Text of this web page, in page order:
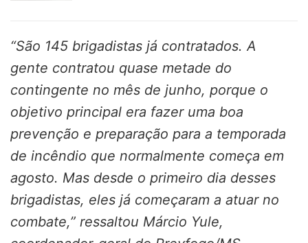
“São 145 brigadistas já contratados. A
gente contratou quase metade do
contingente no mês de junho, porque o
objetivo principal era fazer uma boa
prevenção e preparação para a temporada
de incêndio que normalmente começa em
agosto. Mas desde o primeiro dia desses
brigadistas, eles já começaram a atuar no
combate,” ressaltou Márcio Yule,